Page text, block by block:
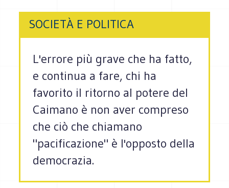
SOCIETÀ E POLITICA
L'errore più grave che ha fatto,
e continua a fare, chi ha
favorito il ritorno al potere del
Caimano è non aver compreso
che ciò che chiamano
"pacificazione" è l'opposto della
democrazia.